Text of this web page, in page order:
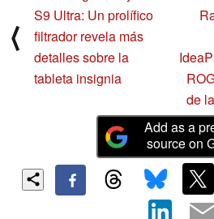
⟨
S9 Ultra: Un prolífico
filtrador revela más
detalles sobre la
tableta insignia
de
Add as a
source on